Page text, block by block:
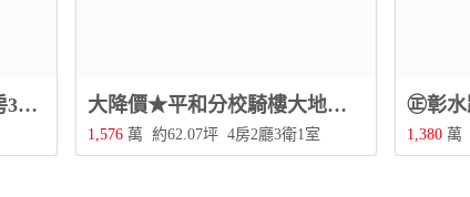
福竹御所全新車庫別墅~4房3廳雙套房，前院停車，全新未住，大竹商圈學區旁！ 大降價★平和分校騎樓大地坪透天~3樓+B1大空間+孝親房，活路近公園.超商機能佳
1,576 萬 約62.07坪 4房2廳3衛1室 1,380 萬